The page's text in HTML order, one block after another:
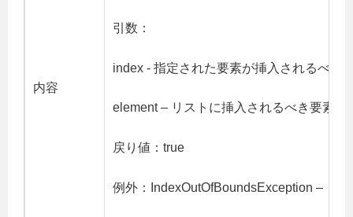
内容
引数：
index - 指定された要素が挿入されるべき
element – リストに挿入されるべき要素
戻り値：true
例外：IndexOutOfBoundsException – も